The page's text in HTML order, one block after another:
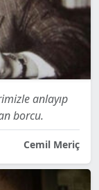
anlayıp
borcu.
Cemil Meriç